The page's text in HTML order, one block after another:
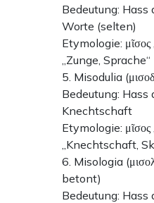
Bedeutung:
Worte (selten)
Etymologie:
„Zunge, Sprache“
5. Misodulia
Bedeutung: Hass
Knechtschaft
Etymologie: μῖσος
„Knechtschaft,
6. Misologia
betont)
Bedeutung: Hass